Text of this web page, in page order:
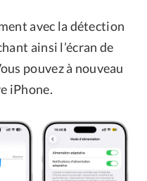
avec la détection
ainsi l’écran de
pouvez à nouveau
iPhone.